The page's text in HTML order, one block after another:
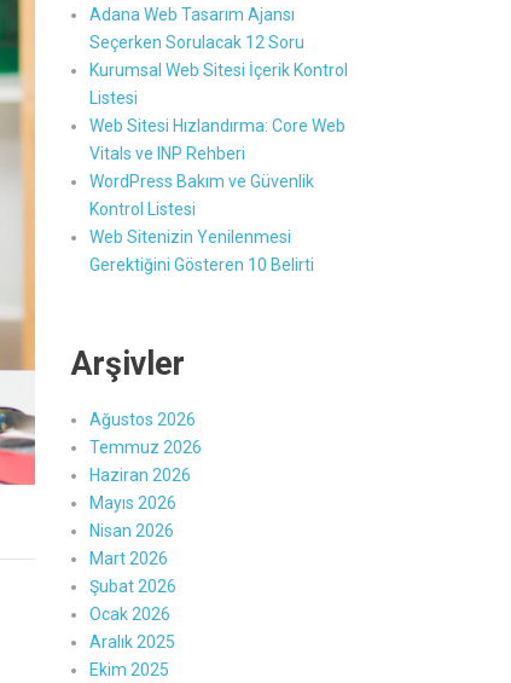
Adana Web Tasarım Ajansı
Seçerken Sorulacak 12 Soru
Kurumsal Web Sitesi İçerik Kontrol
Listesi
Web Sitesi Hızlandırma: Core Web
Vitals ve INP Rehberi
WordPress Bakım ve Güvenlik
Kontrol Listesi
Web Sitenizin Yenilenmesi
Gerektiğini Gösteren 10 Belirti
Arşivler
Ağustos 2026
Temmuz 2026
Haziran 2026
Mayıs 2026
Nisan 2026
Mart 2026
Şubat 2026
Ocak 2026
Aralık 2025
Ekim 2025